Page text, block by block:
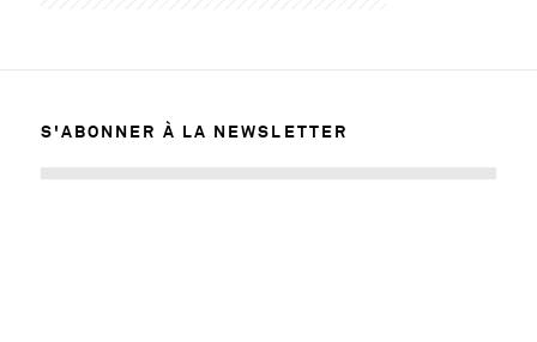
S'ABONNER À LA NEWSLETTER